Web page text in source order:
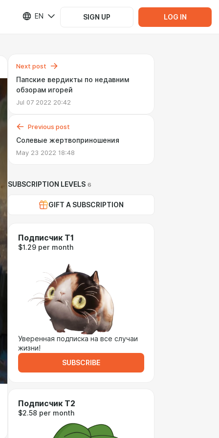
EN SIGN UP LOG IN
Next post
Папские вердикты по недавним
обзорам игорей
Jul 07 2022 20:42
Previous post
Солевые жертвоприношения
May 23 2022 18:48
SUBSCRIPTION LEVELS 6
GIFT A SUBSCRIPTION
Подписчик Т1
$1.29 per month
Уверенная подписка на все случаи
жизни!
SUBSCRIBE
Подписчик Т2
$2.58 per month